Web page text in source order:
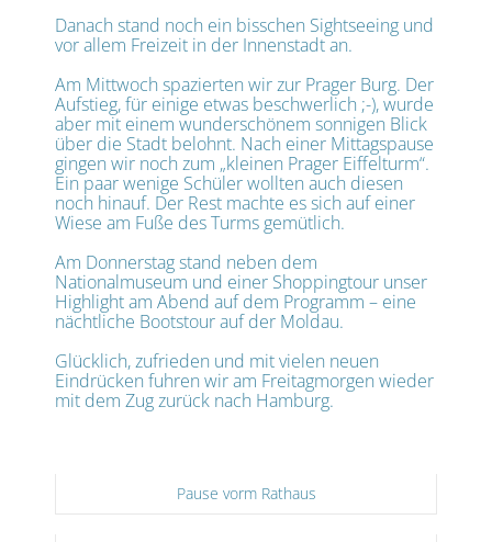
Danach stand noch ein bisschen Sightseeing und
vor allem Freizeit in der Innenstadt an.
Am Mittwoch spazierten wir zur Prager Burg. Der
Aufstieg, für einige etwas beschwerlich ;-), wurde
aber mit einem wunderschönem sonnigen Blick
über die Stadt belohnt. Nach einer Mittagspause
gingen wir noch zum „kleinen Prager Eiffelturm“.
Ein paar wenige Schüler wollten auch diesen
noch hinauf. Der Rest machte es sich auf einer
Wiese am Fuße des Turms gemütlich.
Am Donnerstag stand neben dem
Nationalmuseum und einer Shoppingtour unser
Highlight am Abend auf dem Programm – eine
nächtliche Bootstour auf der Moldau.
Glücklich, zufrieden und mit vielen neuen
Eindrücken fuhren wir am Freitagmorgen wieder
mit dem Zug zurück nach Hamburg.
Pause vorm Rathaus